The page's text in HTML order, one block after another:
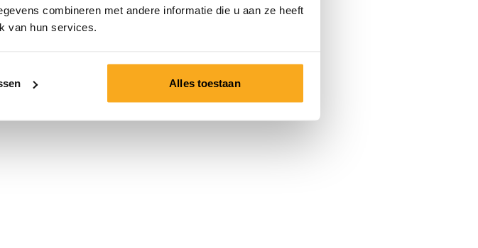
combineren met andere informatie die u aan ze heeft
van hun services.
Alles toestaan
Kleur: